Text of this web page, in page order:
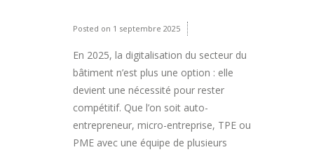
Posted on 1 septembre 2025
En 2025, la digitalisation du secteur du
bâtiment n’est plus une option : elle
devient une nécessité pour rester
compétitif. Que l’on soit auto-
entrepreneur, micro-entreprise, TPE ou
PME avec une équipe de plusieurs